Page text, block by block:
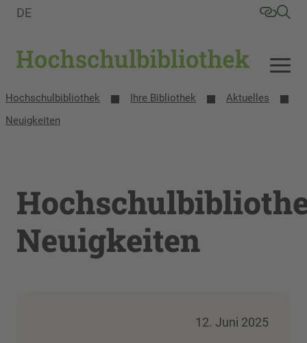
DE
Hochschulbibliothek Ihre Bibliothek
Aktuelles
Neuigkeiten
Neuigkeiten
12. Juni 2025